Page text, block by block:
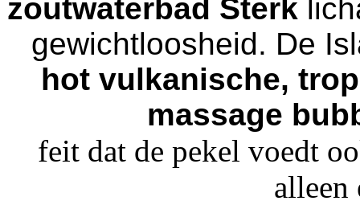
zoutwaterbad Sterk
gewichtloosheid. De
hot vulkanische,
massage
feit dat de pekel voedt
alleen